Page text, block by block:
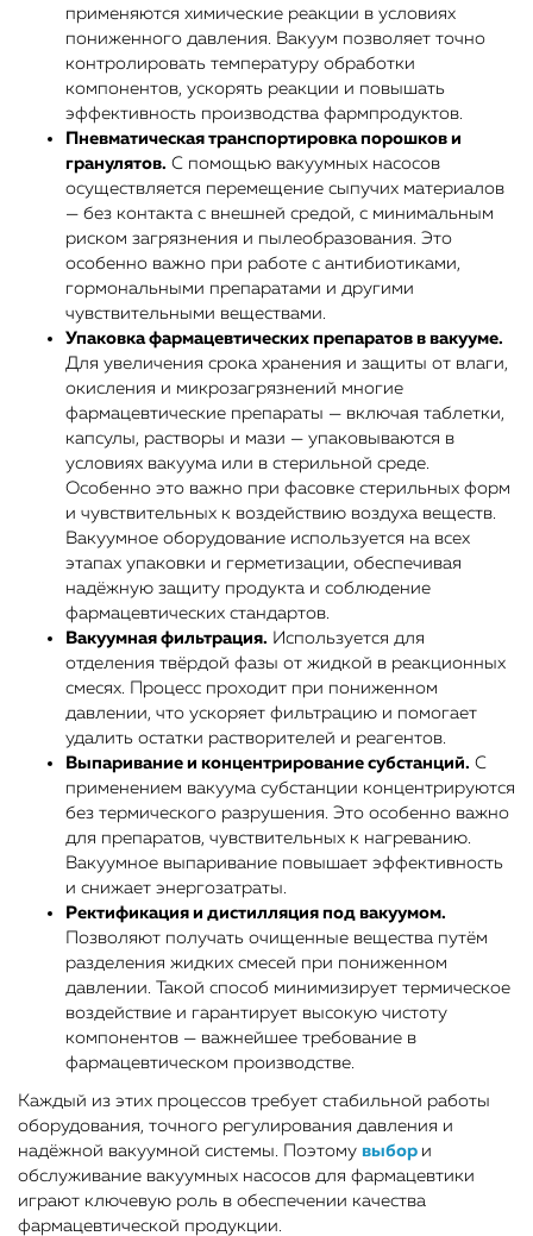
применяются химические реакции в условиях
пониженного давления. Вакуум позволяет точно
контролировать температуру обработки
компонентов, ускорять реакции и повышать
эффективность производства фармпродуктов.
Пневматическая транспортировка порошков и
гранулятов. С помощью вакуумных насосов
осуществляется перемещение сыпучих материалов
— без контакта с внешней средой, с минимальным
риском загрязнения и пылеобразования. Это
особенно важно при работе с антибиотиками,
гормональными препаратами и другими
чувствительными веществами.
Упаковка фармацевтических препаратов в вакууме.
Для увеличения срока хранения и защиты от влаги,
окисления и микрозагрязнений многие
фармацевтические препараты — включая таблетки,
капсулы, растворы и мази — упаковываются в
условиях вакуума или в стерильной среде.
Особенно это важно при фасовке стерильных форм
и чувствительных к воздействию воздуха веществ.
Вакуумное оборудование используется на всех
этапах упаковки и герметизации, обеспечивая
надёжную защиту продукта и соблюдение
фармацевтических стандартов.
Вакуумная фильтрация. Используется для
отделения твёрдой фазы от жидкой в реакционных
смесях. Процесс проходит при пониженном
давлении, что ускоряет фильтрацию и помогает
удалить остатки растворителей и реагентов.
Выпаривание и концентрирование субстанций. С
применением вакуума субстанции концентрируются
без термического разрушения. Это особенно важно
для препаратов, чувствительных к нагреванию.
Вакуумное выпаривание повышает эффективность
и снижает энергозатраты.
Ректификация и дистилляция под вакуумом.
Позволяют получать очищенные вещества путём
разделения жидких смесей при пониженном
давлении. Такой способ минимизирует термическое
воздействие и гарантирует высокую чистоту
компонентов — важнейшее требование в
фармацевтическом производстве.
Каждый из этих процессов требует стабильной работы
оборудования, точного регулирования давления и
надёжной вакуумной системы. Поэтому выбор и
обслуживание вакуумных насосов для фармацевтики
играют ключевую роль в обеспечении качества
фармацевтической продукции.